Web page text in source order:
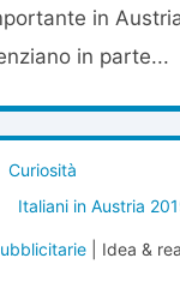
in
in parte...
Curiosità
Italiani in Austria
| Idea &